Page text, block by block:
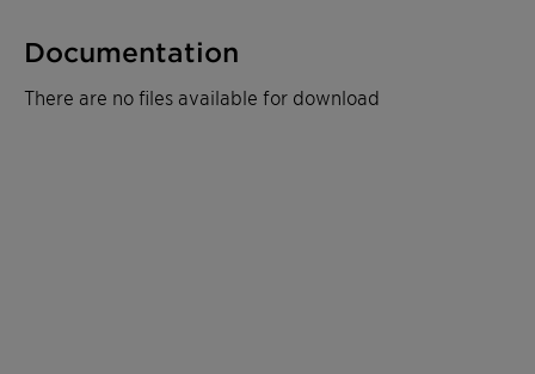
Documentation
There are no files available for download